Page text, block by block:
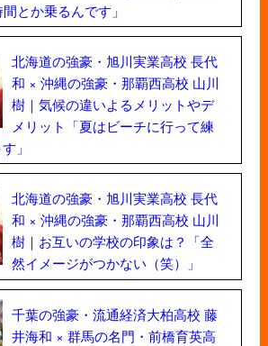
とか乗るんです」
北海道の強豪・旭川実業高校 長代
和 × 沖縄の強豪・那覇西高校 山川
樹｜気候の違いよるメリットやデ
メリット「夏はビーチに行って練
」
北海道の強豪・旭川実業高校 長代
和 × 沖縄の強豪・那覇西高校 山川
樹｜お互いの学校の印象は？「全
然イメージがつかない（笑）」
千葉の強豪・流通経済大柏高校 藤
井海和 × 群馬の名門・前橋育英高